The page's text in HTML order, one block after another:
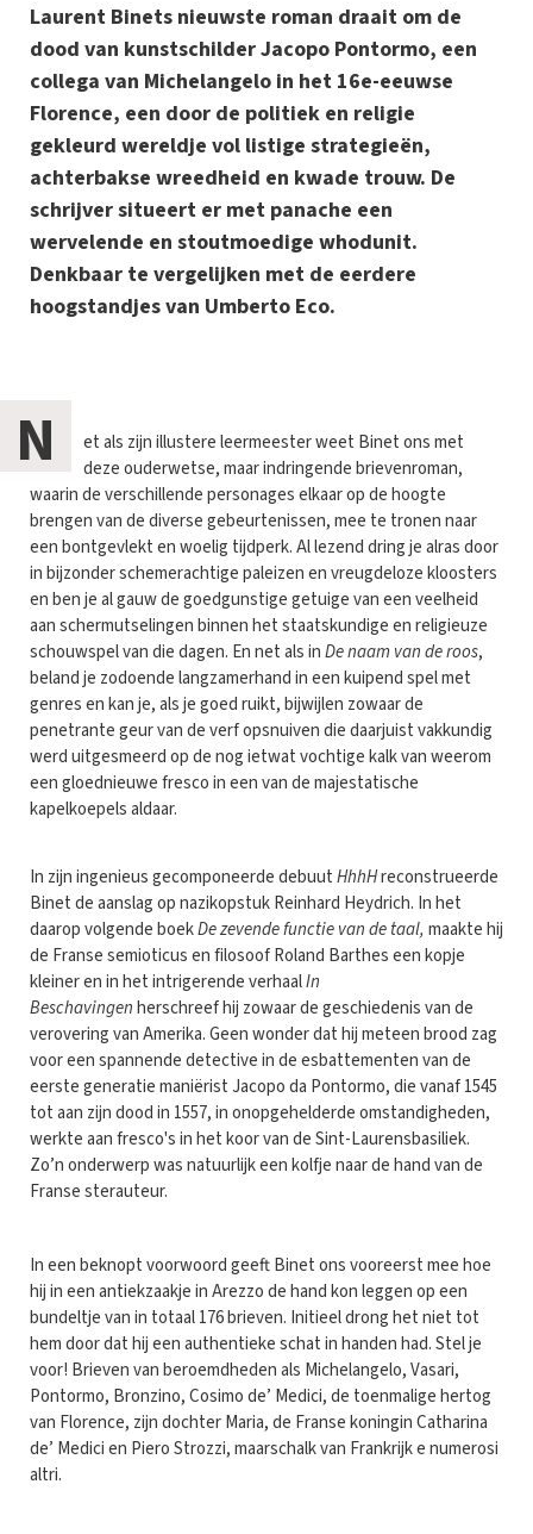
Laurent Binets nieuwste roman draait om de
dood van kunstschilder Jacopo Pontormo, een
collega van Michelangelo in het 16e-eeuwse
Florence, een door de politiek en religie
gekleurd wereldje vol listige strategieën,
achterbakse wreedheid en kwade trouw. De
schrijver situeert er met panache een
wervelende en stoutmoedige whodunit.
Denkbaar te vergelijken met de eerdere
hoogstandjes van Umberto Eco.
N
et als zijn illustere leermeester weet Binet ons met
deze ouderwetse, maar indringende brievenroman,
waarin de verschillende personages elkaar op de hoogte
brengen van de diverse gebeurtenissen, mee te tronen naar
een bontgevlekt en woelig tijdperk. Al lezend dring je alras door
in bijzonder schemerachtige paleizen en vreugdeloze kloosters
en ben je al gauw de goedgunstige getuige van een veelheid
aan schermutselingen binnen het staatskundige en religieuze
schouwspel van die dagen. En net als inDe naam van de roos,
beland je zodoende langzamerhand in een kuipend spel met
genres en kan je, als je goed ruikt, bijwijlen zowaar de
penetrante geur van de verf opsnuiven die daarjuist vakkundig
werd uitgesmeerd op de nog ietwat vochtige kalk van weerom
een gloednieuwe fresco in een van de majestatische
kapelkoepels aldaar.
In zijn ingenieus gecomponeerde debuutHhhHreconstrueerde
Binet de aanslag op nazikopstuk Reinhard Heydrich. In het
daarop volgende boekDe zevende functie van de taal,maakte hij
de Franse semioticus en filosoof Roland Barthes een kopje
kleiner en in het intrigerende verhaalIn
Beschavingenherschreef hij zowaar de geschiedenis van de
verovering van Amerika. Geen wonder dat hij meteen brood zag
voor een spannende detective in de esbattementen van de
eerste generatie maniërist Jacopo da Pontormo, die vanaf 1545
tot aan zijn dood in 1557, in onopgehelderde omstandigheden,
werkte aan fresco's in het koor van de Sint-Laurensbasiliek.
Zo’n onderwerp was natuurlijk een kolfje naar de hand van de
Franse sterauteur.
In een beknopt voorwoord geeft Binet ons vooreerst mee hoe
hij in een antiekzaakje in Arezzo de hand kon leggen op een
bundeltje van in totaal 176 brieven. Initieel drong het niet tot
hem door dat hij een authentieke schat in handen had. Stel je
voor! Brieven van beroemdheden als Michelangelo, Vasari,
Pontormo, Bronzino, Cosimo de’ Medici, de toenmalige hertog
van Florence, zijn dochter Maria, de Franse koningin Catharina
de’ Medici en Piero Strozzi, maarschalk van Frankrijk e numerosi
altri.